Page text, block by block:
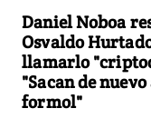
Daniel Noboa
Osvaldo
llamarlo
"Sacan de
formol"